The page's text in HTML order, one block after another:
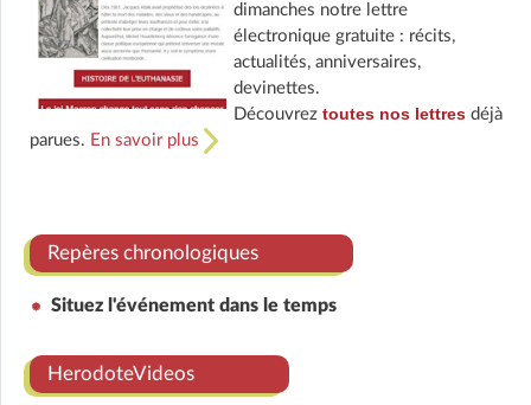
dimanches notre lettre
électronique gratuite : récits,
actualités, anniversaires,
devinettes.
Découvrez toutes nos lettresdéjà
parues. En savoir plus
Repères chronologiques
Situez l'événement dans le temps
HerodoteVideos